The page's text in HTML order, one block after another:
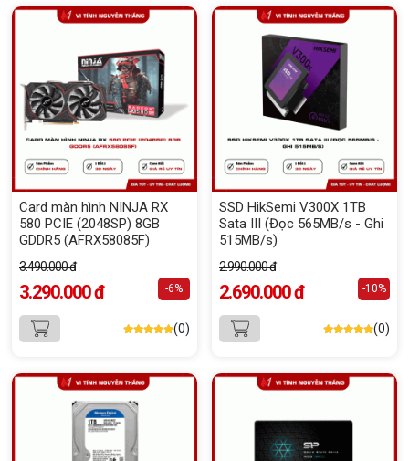
Card màn hình NINJA RX
580 PCIE (2048SP) 8GB
GDDR5 (AFRX58085F)
3.490.000 đ
3.290.000 đ -6%
(0)
SSD HikSemi V300X 1TB
Sata III (Đọc 565MB/s - Ghi
515MB/s)
2.990.000 đ
2.690.000 đ -10%
(0)